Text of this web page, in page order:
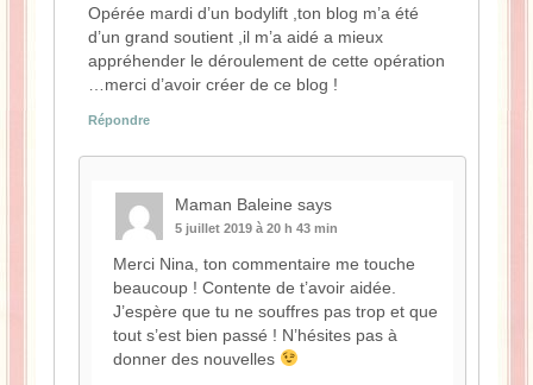
Opérée mardi d’un bodylift ,ton blog m’a été
d’un grand soutient ,il m’a aidé a mieux
appréhender le déroulement de cette opération
…merci d’avoir créer de ce blog !
Répondre
Maman Baleine says
5 juillet 2019 à 20 h 43 min
Merci Nina, ton commentaire me touche
beaucoup ! Contente de t’avoir aidée.
J’espère que tu ne souffres pas trop et que
tout s’est bien passé ! N’hésites pas à
donner des nouvelles